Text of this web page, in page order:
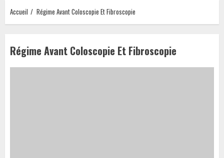
Accueil Régime Avant Coloscopie Et Fibroscopie
Régime Avant Coloscopie Et Fibroscopie